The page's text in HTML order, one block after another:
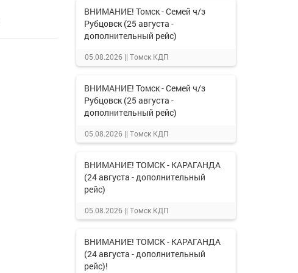
ВНИМАНИЕ! Томск - Семей ч/з
Рубцовск (25 августа -
дополнительный рейс)
05.08.2026 || Томск КДП
ВНИМАНИЕ! Томск - Семей ч/з
Рубцовск (25 августа -
дополнительный рейс)
05.08.2026 || Томск КДП
ВНИМАНИЕ! ТОМСК - КАРАГАНДА
(24 августа - дополнительный
рейс)
05.08.2026 || Томск КДП
ВНИМАНИЕ! ТОМСК - КАРАГАНДА
(24 августа - дополнительный
рейс)!